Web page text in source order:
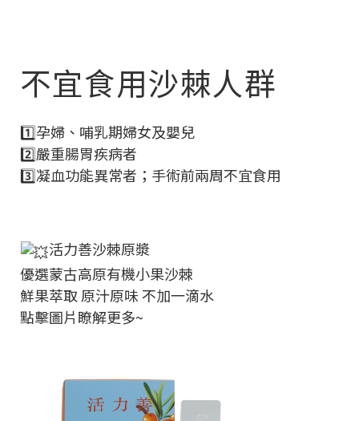
不宜食用沙棘人群
1️⃣孕婦、哺乳期婦女及嬰兒
2️⃣嚴重腸胃疾病者
3️⃣凝血功能異常者；手術前兩周不宜食用
活力善沙棘原漿
優選蒙古高原有機小果沙棘
鮮果萃取 原汁原味 不加一滴水
點擊圖片瞭解更多~